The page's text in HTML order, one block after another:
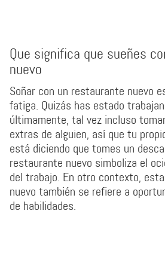
Que significa que sueñes
nuevo
Soñar con un restaurante nuevo
fatiga. Quizás has estado
últimamente, tal vez incluso
extras de alguien, así que tu
está diciendo que tomes un
restaurante nuevo simboliza el
del trabajo. En otro contexto,
nuevo también se refiere a
de habilidades.